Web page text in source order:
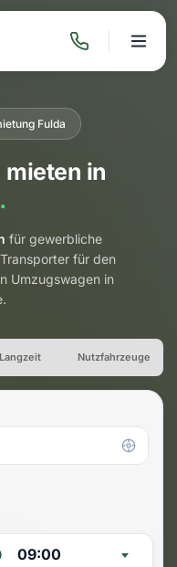
Fulda
in
für gewerbliche
für den
Umzugswagen in
Langzeit Nutzfahrzeuge
09:00